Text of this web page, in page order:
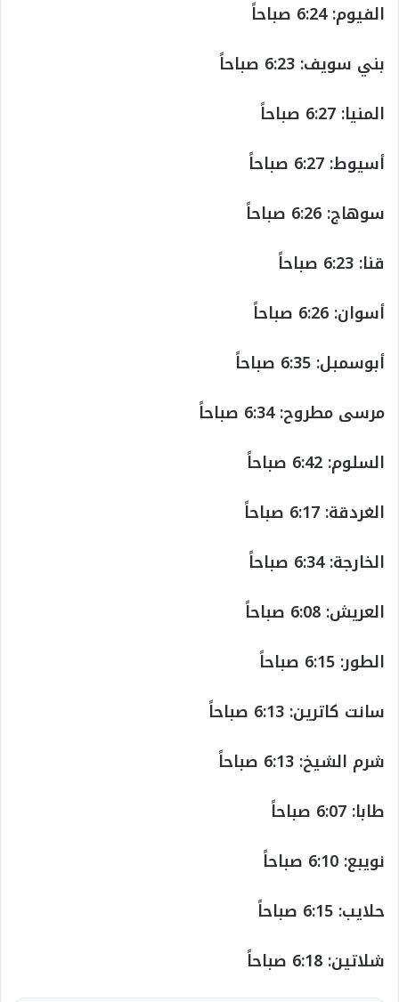
الفيوم: 6:24 صباحاً
بني سويف: 6:23 صباحاً
المنيا: 6:27 صباحاً
أسيوط: 6:27 صباحاً
سوهاج: 6:26 صباحاً
قنا: 6:23 صباحاً
أسوان: 6:26 صباحاً
أبوسمبل: 6:35 صباحاً
مرسى مطروح: 6:34 صباحاً
السلوم: 6:42 صباحاً
الغردقة: 6:17 صباحاً
الخارجة: 6:34 صباحاً
العريش: 6:08 صباحاً
الطور: 6:15 صباحاً
سانت كاترين: 6:13 صباحاً
شرم الشيخ: 6:13 صباحاً
طابا: 6:07 صباحاً
نويبع: 6:10 صباحاً
حلايب: 6:15 صباحاً
شلاتين: 6:18 صباحاً